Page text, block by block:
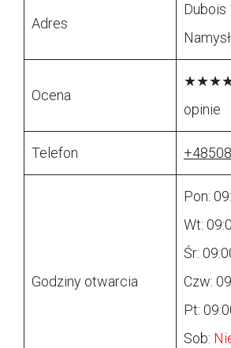
Adres
Dubois
Ocena
opinie
Telefon
Godziny otwarcia
Pon:
Wt:
Śr:
Czw:
Pt:
Sob: